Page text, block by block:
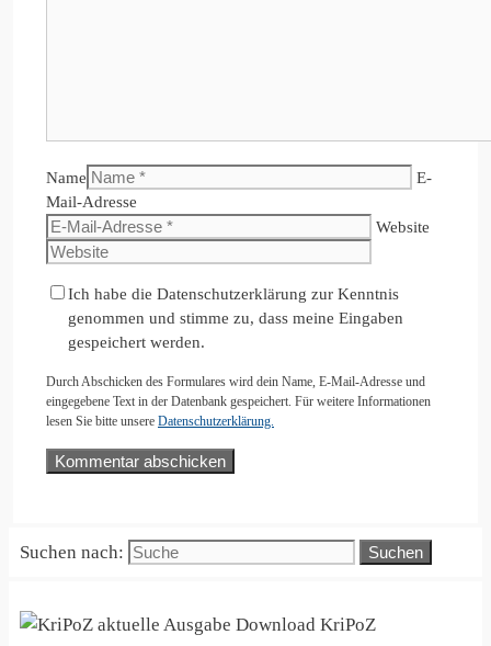
Name
E-
Mail-Adresse
Website
Ich habe die Datenschutzerklärung zur Kenntnis
genommen und stimme zu, dass meine Eingaben
gespeichert werden.
Durch Abschicken des Formulares wird dein Name, E-Mail-Adresse und
eingegebene Text in der Datenbank gespeichert. Für weitere Informationen
lesen Sie bitte unsere Datenschutzerklärung.
Suchen nach:
KriPoZ